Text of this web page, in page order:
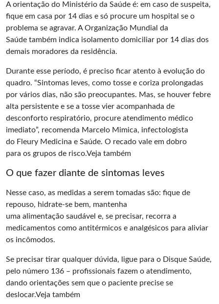
A orientação do Ministério da Saúde é: em caso de suspeita,
fique em casa por 14 dias e só procure um hospital se o
problema se agravar. AOrganização Mundial da
Saúde também indica isolamento domiciliar por 14 dias dos
demais moradores da residência.
Durante esse período, é preciso ficar atento à evolução do
quadro. “Sintomas leves, como tosse e coriza prolongadas
por vários dias, não são preocupantes. Mas, se houver febre
alta persistente e se a tosse vier acompanhada de
desconforto respiratório, procure atendimento médico
imediato”, recomenda Marcelo Mimica, infectologista
do Fleury Medicina e Saúde. O recado vale em dobro
para os grupos de risco.Veja também
O que fazer diante de sintomas leves
Nesse caso, as medidas a serem tomadas são: fique de
repouso, hidrate-se bem, mantenha
uma alimentação saudável e, se precisar, recorra a
medicamentos como antitérmicos e analgésicos para aliviar
os incômodos.
Se precisar tirar qualquer dúvida, ligue para o Disque Saúde,
pelo número 136 – profissionais fazem o atendimento,
dando orientações sem que o paciente precise se
deslocar.Veja também